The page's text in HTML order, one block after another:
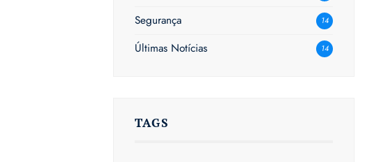
Segurança 14
Últimas Notícias 14
TAGS